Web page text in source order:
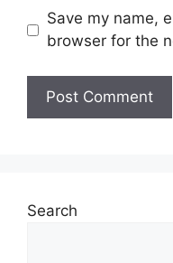
Save my name,
browser for the
Search